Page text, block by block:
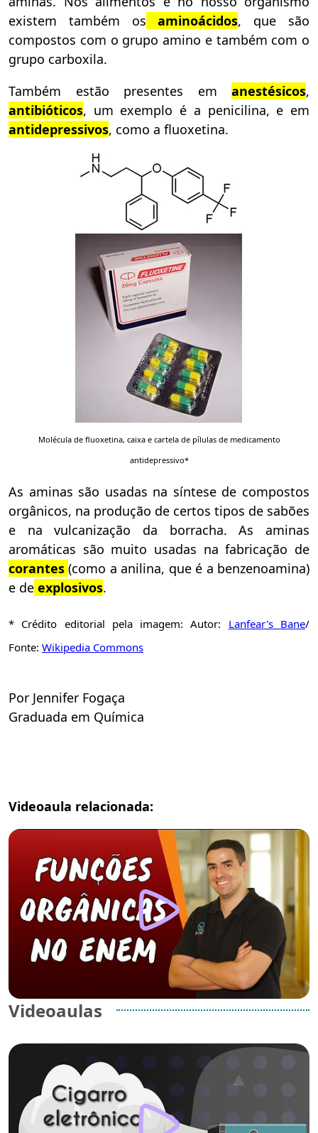
existem também os
aminoácidos, que são
compostos com o grupo amino e também com o
grupo carboxila.
Também estão presentes em anestésicos,
antibióticos, um exemplo é a penicilina, e em
antidepressivos, como a fluoxetina.
Molécula de fluoxetina, caixa e cartela de pílulas de medicamento
antidepressivo*
As aminas são usadas na síntese de compostos
orgânicos, na produção de certos tipos de sabões
e na vulcanização da borracha. As aminas
aromáticas são muito usadas na fabricação de
corantes (como a anilina, que é a benzenoamina)
e de explosivos.
* Crédito editorial pela imagem: Autor: Lanfear's Bane/
Fonte: Wikipedia Commons
Por Jennifer Fogaça
Graduada em Química
Videoaula relacionada:
Videoaulas